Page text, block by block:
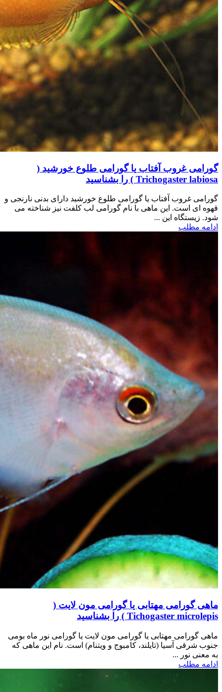
گورامی غروب آفتاب یا گورامی طلوع خورشید (
Trichogaster labiosa ) را بشناسید
گورامی غروب آفتاب یا گورامی طلوع خورشید دارای بدنی نارنجی و
قهوه ای است. این ماهی با نام گورامی لب کلفت نیز شناخته می
شود. زیستگاه این ...
ادامه مطلب
ماهی گورامی مهتابی یا گورامی مون لایت (
Tichogaster microlepis ) را بشناسید
ماهی گورامی مهتابی یا گورامی مون لایت یا گورامی نور ماه بومی
جنوب شرقی آسیا (تایلند، کامبوج و ویتنام) است. نام این ماهی که
به معنی نور ...
ادامه مطلب